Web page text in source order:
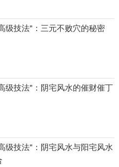
级技法"：三元不败穴的秘密
级技法"：阴宅风水的催财催丁
级技法"：阴宅风水与阳宅风水